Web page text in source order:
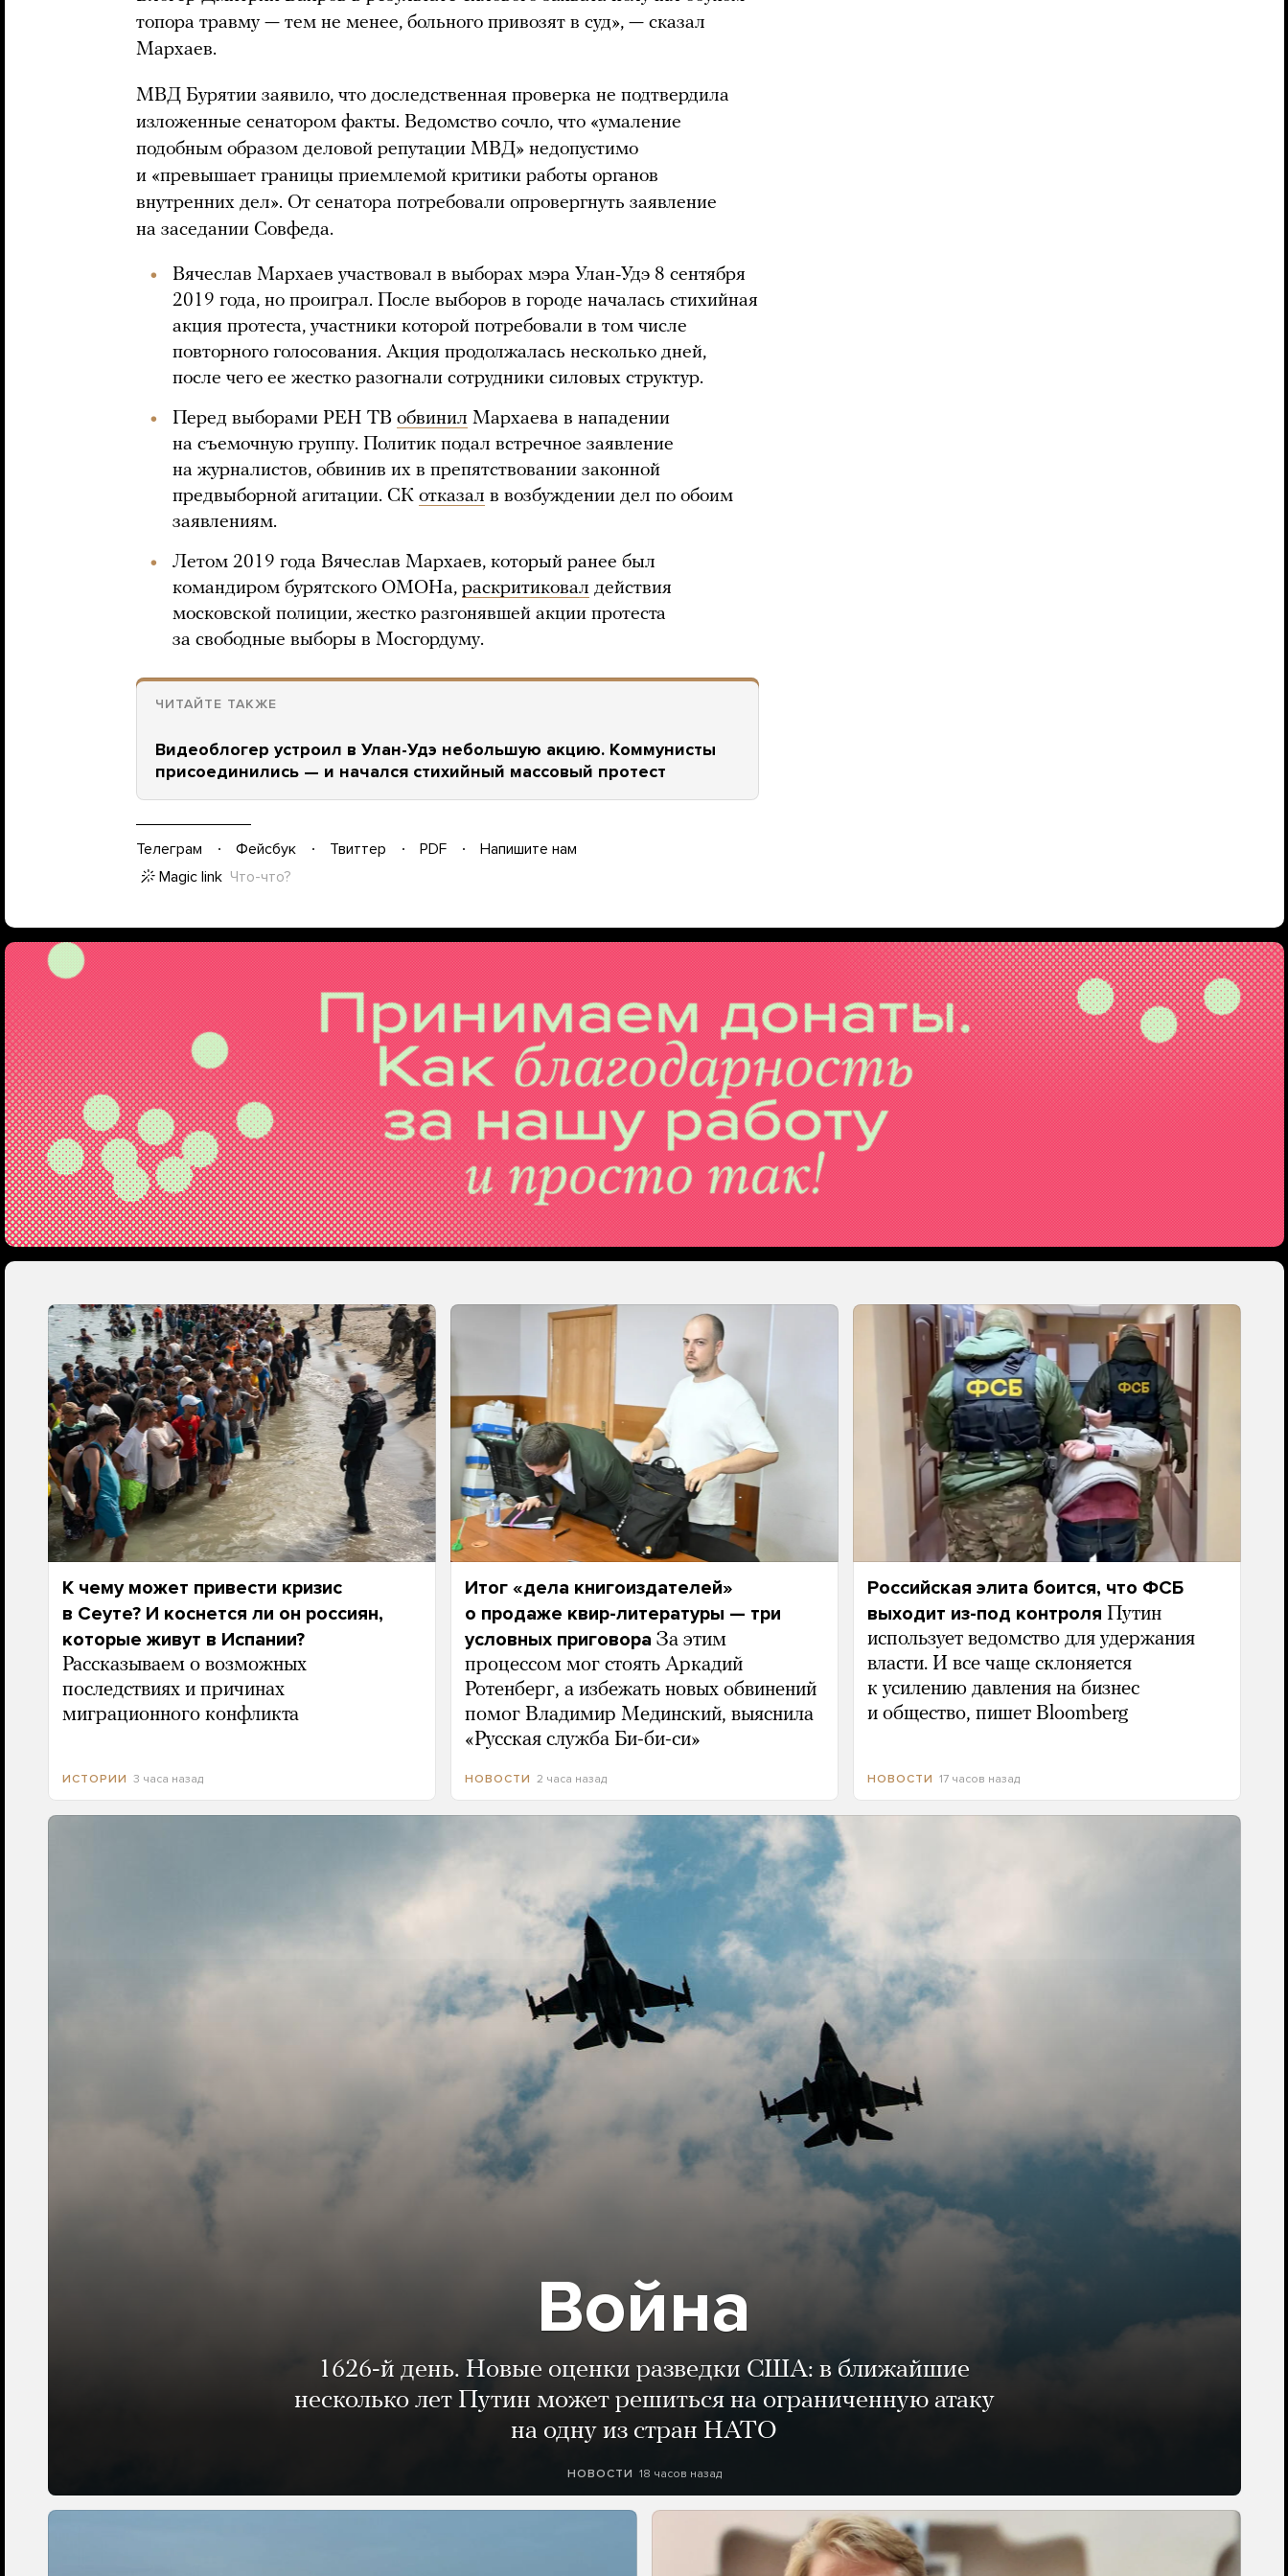
топора травму — тем не менее, больного привозят в суд», — сказал
Мархаев.
МВД Бурятии заявило, что доследственная проверка не подтвердила
изложенные сенатором факты. Ведомство сочло, что «умаление
подобным образом деловой репутации МВД» недопустимо
и «превышает границы приемлемой критики работы органов
внутренних дел». От сенатора потребовали опровергнуть заявление
на заседании Совфеда.
Вячеслав Мархаев участвовал в выборах мэра Улан-Удэ 8 сентября
2019 года, но проиграл. После выборов в городе началась стихийная
акция протеста, участники которой потребовали в том числе
повторного голосования. Акция продолжалась несколько дней,
после чего ее жестко разогнали сотрудники силовых структур.
Перед выборами РЕН ТВ обвинил Мархаева в нападении
на съемочную группу. Политик подал встречное заявление
на журналистов, обвинив их в препятствовании законной
предвыборной агитации. СК отказал в возбуждении дел по обоим
заявлениям.
Летом 2019 года Вячеслав Мархаев, который ранее был
командиром бурятского ОМОНа, раскритиковал действия
московской полиции, жестко разгонявшей акции протеста
за свободные выборы в Мосгордуму.
ЧИТАЙТЕ ТАКЖЕ
Видеоблогер устроил в Улан-Удэ небольшую акцию. Коммунисты
присоединились — и начался стихийный массовый протест
Телеграм Фейсбук Твиттер PDF
Напишите нам
Magic link Что-что?
К чему может привести кризис
в Сеуте? И коснется ли он россиян,
которые живут в Испании?
Рассказываем о возможных
последствиях и причинах
миграционного конфликта
ИСТОРИИ 3 часа назад
Итог «дела книгоиздателей»
о продаже квир-литературы — три
условных приговора За этим
процессом мог стоять Аркадий
Ротенберг, а избежать новых обвинений
помог Владимир Мединский, выяснила
«Русская служба Би-би-си»
НОВОСТИ 2 часа назад
Российская элита боится, что ФСБ
выходит из-под контроля Путин
использует ведомство для удержания
власти. И все чаще склоняется
к усилению давления на бизнес
и общество, пишет Bloomberg
НОВОСТИ 17 часов назад
Война
1626-й день. Новые оценки разведки США: в ближайшие
несколько лет Путин может решиться на ограниченную атаку
на одну из стран НАТО
НОВОСТИ 18 часов назад